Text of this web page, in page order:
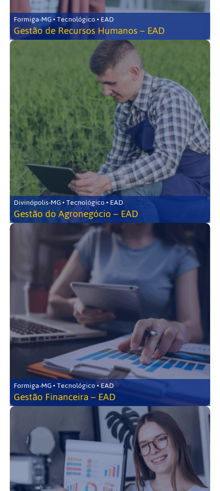
Formiga-MG • Tecnológico • EAD
Gestão de Recursos Humanos – EAD
Divinópolis-MG • Tecnológico • EAD
Gestão do Agronegócio – EAD
Formiga-MG • Tecnológico • EAD
Gestão Financeira – EAD